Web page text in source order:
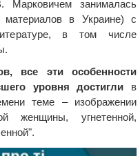
занималась
материалов в Украине) с
в том числе
все эти особенности
уровня достигли в
теме – изображении
женщины, угнетенной,